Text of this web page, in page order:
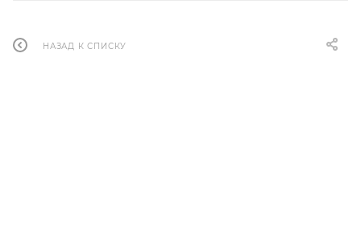
НАЗАД К СПИСКУ